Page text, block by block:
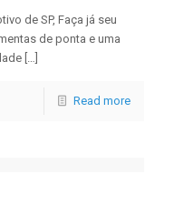
de SP, Faça já seu
de ponta e uma
[…]
Read more